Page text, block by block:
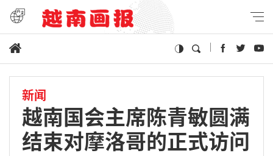
新闻
越南国会主席陈青敏圆满
结束对摩洛哥的正式访问